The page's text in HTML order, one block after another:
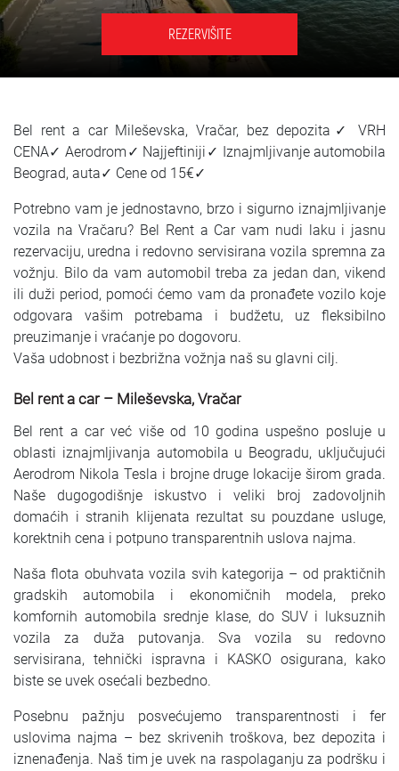
SRPSKI
REZERVIŠITE
Bel rent a car Mileševska, Vračar, bez depozita✓ VRH
CENA✓ Aerodrom✓ Najjeftiniji✓ Iznajmljivanje automobila
Beograd, auta✓ Cene od 15€✓
Potrebno vam je jednostavno, brzo i sigurno iznajmljivanje
vozila na Vračaru? Bel Rent a Car vam nudi laku i jasnu
rezervaciju, uredna i redovno servisirana vozila spremna za
vožnju. Bilo da vam automobil treba za jedan dan, vikend
ili duži period, pomoći ćemo vam da pronađete vozilo koje
odgovara vašim potrebama i budžetu, uz fleksibilno
preuzimanje i vraćanje po dogovoru.
Vaša udobnost i bezbrižna vožnja naš su glavni cilj.
Bel rent a car – Mileševska, Vračar
Bel rent a car već više od 10 godina uspešno posluje u
oblasti iznajmljivanja automobila u Beogradu, uključujući
Aerodrom Nikola Tesla i brojne druge lokacije širom grada.
Naše dugogodišnje iskustvo i veliki broj zadovoljnih
domaćih i stranih klijenata rezultat su pouzdane usluge,
korektnih cena i potpuno transparentnih uslova najma.
Naša flota obuhvata vozila svih kategorija – od praktičnih
gradskih automobila i ekonomičnih modela, preko
komfornih automobila srednje klase, do SUV i luksuznih
vozila za duža putovanja. Sva vozila su redovno
servisirana, tehnički ispravna i KASKO osigurana, kako
biste se uvek osećali bezbedno.
Posebnu pažnju posvećujemo transparentnosti i fer
uslovima najma – bez skrivenih troškova, bez depozita i
iznenađenja. Naš tim je uvek na raspolaganju za podršku i